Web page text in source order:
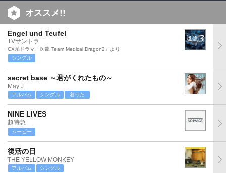
オススメ!!
Engel und Teufel
TVサントラ
CX系ドラマ「医龍 Team Medical Dragon2」より
シングル
secret base ～君がくれたもの～
May J.
アルバム シングル 着うた
NINE LIVES
超特急
ムービー
復活の日
THE YELLOW MONKEY
アルバム シングル